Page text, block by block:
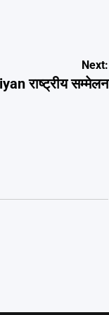
Next:
राष्ट्रीय सम्मेलन